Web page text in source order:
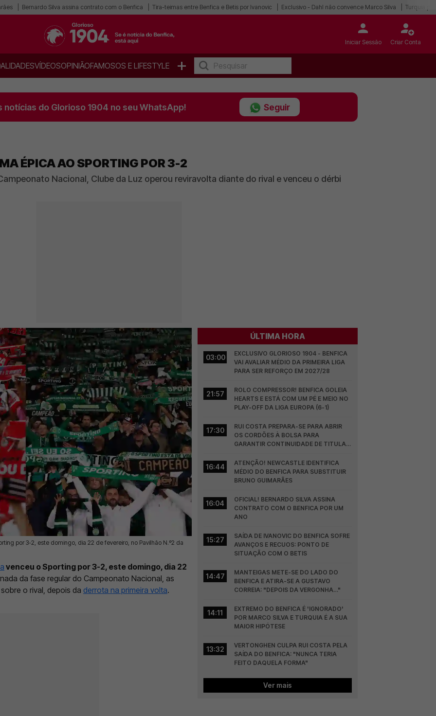
Bernardo Silva assina contrato com o Benfica Tira-teimas entre Benfica e Betis por Ivanovic Exclusivo - Dahl não convence Marco Silva Turquia
Iniciar Sessão Criar Conta
VÍDEOSOPINIÃOFAMOSOS E LIFESTYLE +
notícias do Glorioso 1904 no seu WhatsApp! Seguir
ÉPICA AO SPORTING POR 3-2
Nacional, Clube da Luz operou reviravolta diante do rival e venceu o dérbi
por 3-2, este domingo, dia 22 de fevereiro, no Pavilhão N.º2 da
venceu o Sporting por 3-2, este domingo, dia 22
da fase regular do Campeonato Nacional, as
o rival, depois da derrota na primeira volta.
ÚLTIMA HORA
03:00
EXCLUSIVO GLORIOSO 1904 - BENFICA
VAI AVALIAR MÉDIO DA PRIMEIRA LIGA
PARA SER REFORÇO EM 2027/28
21:57
ROLO COMPRESSOR! BENFICA GOLEIA
HEARTS E ESTÁ COM UM PÉ E MEIO NO
PLAY-OFF DA LIGA EUROPA (6-1)
17:30
RUI COSTA PREPARA-SE PARA ABRIR
OS CORDÕES À BOLSA PARA
GARANTIR CONTINUIDADE DE TITULAR
16:44
ATENÇÃO! NEWCASTLE IDENTIFICA
MÉDIO DO BENFICA PARA SUBSTITUIR
BRUNO GUIMARÃES
16:04
OFICIAL! BERNARDO SILVA ASSINA
CONTRATO COM O BENFICA POR UM
ANO
15:27
SAÍDA DE IVANOVIC DO BENFICA SOFRE
AVANÇOS E RECUOS: PONTO DE
SITUAÇÃO COM O BETIS
14:47
MANTEIGAS METE-SE DO LADO DO
BENFICA E ATIRA-SE A GUSTAVO
CORREIA: "DEPOIS DA VERGONHA…"
14:11
EXTREMO DO BENFICA É 'IGNORADO'
POR MARCO SILVA E TURQUIA É A SUA
MAIOR HIPÓTESE
13:32
VERTONGHEN CULPA RUI COSTA PELA
SAÍDA DO BENFICA: "NUNCA TERIA
FEITO DAQUELA FORMA"
Ver mais